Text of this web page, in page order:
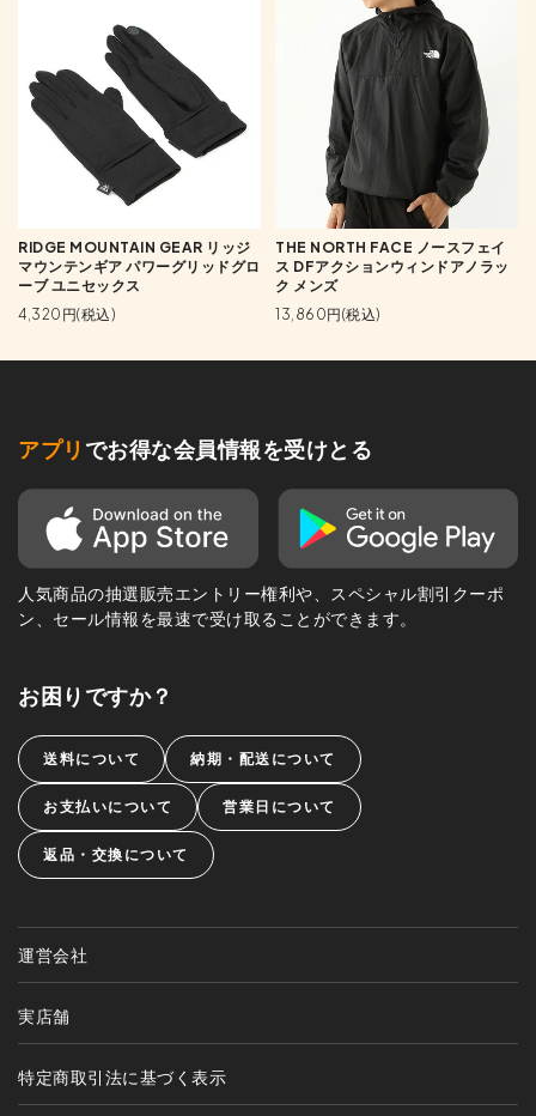
RIDGE MOUNTAIN GEAR リッジ
マウンテンギア パワーグリッドグロ
ーブ ユニセックス
4,320円(税込)
THE NORTH FACE ノースフェイ
ス DFアクションウィンドアノラッ
ク メンズ
13,860円(税込)
アプリ でお得な会員情報を受けとる
人気商品の抽選販売エントリー権利や、スペシャル割引クーポ
ン、セール情報を最速で受け取ることができます。
お困りですか？
送料について 納期・配送について
お支払いについて 営業日について
返品・交換について
運営会社
実店舗
特定商取引法に基づく表示